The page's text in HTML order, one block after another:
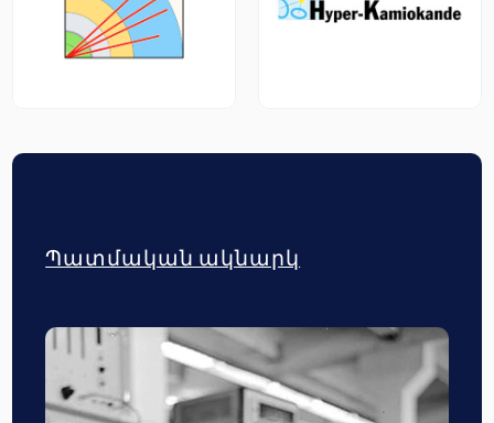
Պատմական ակնարկ